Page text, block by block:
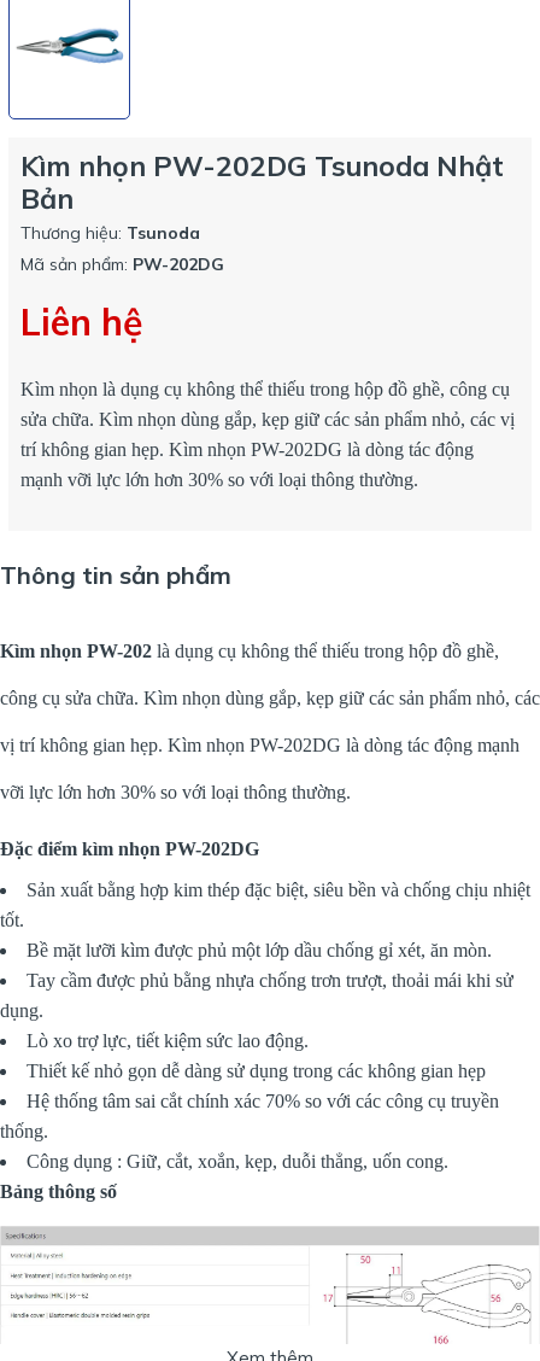
Kìm nhọn PW-202DG Tsunoda Nhật
Bản
Thương hiệu: Tsunoda
Mã sản phẩm: PW-202DG
Liên hệ
Kìm nhọn là dụng cụ không thể thiếu trong hộp đồ ghề, công cụ
sửa chữa. Kìm nhọn dùng gắp, kẹp giữ các sản phẩm nhỏ, các vị
trí không gian hẹp. Kìm nhọn PW-202DG là dòng tác động
mạnh vỡi lực lớn hơn 30% so với loại thông thường.
Thông tin sản phẩm
Kìm nhọn PW-202 là dụng cụ không thể thiếu trong hộp đồ ghề,
công cụ sửa chữa. Kìm nhọn dùng gắp, kẹp giữ các sản phẩm nhỏ, các
vị trí không gian hẹp. Kìm nhọn PW-202DG là dòng tác động mạnh
vỡi lực lớn hơn 30% so với loại thông thường.
Đặc điểm kìm nhọn PW-202DG
Sản xuất bằng hợp kim thép đặc biệt, siêu bền và chống chịu nhiệt
tốt.
Bề mặt lưỡi kìm được phủ một lớp dầu chống gỉ xét, ăn mòn.
Tay cầm được phủ bằng nhựa chống trơn trượt, thoải mái khi sử
dụng.
Lò xo trợ lực, tiết kiệm sức lao động.
Thiết kế nhỏ gọn dễ dàng sử dụng trong các không gian hẹp
Hệ thống tâm sai cắt chính xác 70% so với các công cụ truyền
thống.
Công dụng : Giữ, cắt, xoắn, kẹp, duỗi thẳng, uốn cong.
Bảng thông số